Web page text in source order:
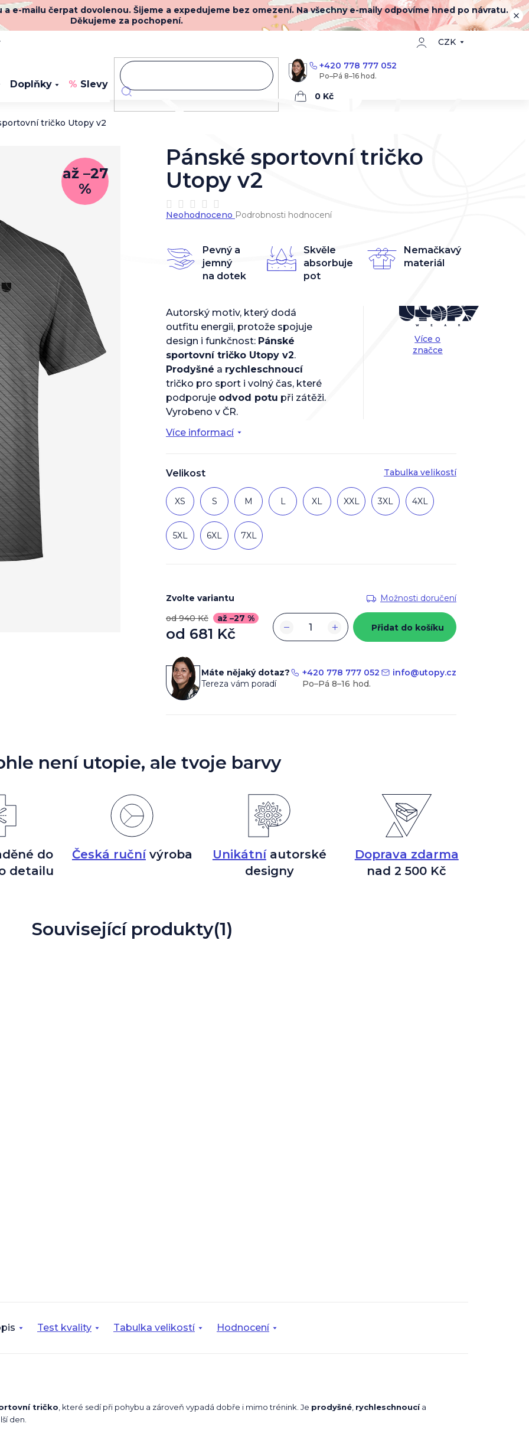
e-mailu čerpat dovolenou. Šijeme a expedujeme bez omezení. Na všechny e-maily odpovíme hned po návratu.
Děkujeme za pochopení.
CZK
+420 778 777 052
Nákupní
Doplňky Slevy Novinky
tričko Utopy v2
až –27
%
Velikost Tabulka velikostí
XS S M L XL XXL 3XL 4XL
5XL 6XL 7XL
Více informací
Autorský motiv, který dodá
outfitu energii, protože spojuje
design i funkčnost: Pánské
sportovní tričko Utopy v2.
Prodyšné a rychleschnoucí
tričko pro sport i volný čas, které
podporuje odvod potu při zátěži.
Vyrobeno v ČR.
Více o
značce
Pevný a
jemný
na dotek
Skvěle
absorbuje
pot
Nemačkavý
materiál
Zvolte variantu
Možnosti doručení
od 940 Kč
až –27 %
od 681 Kč
cena:
+
− Přidat do košíku
Pánské sportovní tričko
Utopy v2
Průměrné
hodnocení
0,0
z
Neohodnoceno Podrobnosti hodnocení
Máte nějaký dotaz?
Tereza vám poradí
+420 778 777 052 info@utopy.cz
není utopie, ale tvoje barvy
do
detailu
Česká ručnívýroba Unikátníautorské
designy
Doprava zdarma
nad 2 500 Kč
Související produkty(1)
Test kvality Tabulka velikostí Hodnocení
tričko , které sedí při pohybu a zároveň vypadá dobře i mimo trénink. Je prodyšné rychleschnoucía
den.